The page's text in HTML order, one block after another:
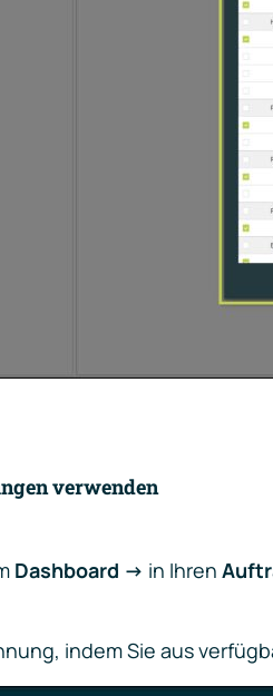
verwenden
Dashboard -> in Ihren
indem Sie aus